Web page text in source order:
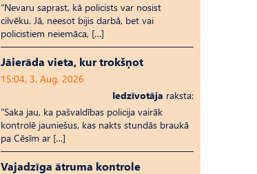
“Nevaru saprast, kā policists var nosist
cilvēku. Jā, neesot bijis darbā, bet vai
policistiem neiemāca, […]
Jāierāda vieta, kur trokšņot
15:04, 3. Aug, 2026
Iedzīvotāja raksta:
“Saka jau, ka pašvaldības policija vairāk
kontrolē jauniešus, kas nakts stundās braukā
pa Cēsīm ar […]
Vajadzīga ātruma kontrole